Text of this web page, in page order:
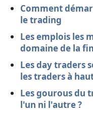
Comment
le trading
Les emplois les
domaine de la
Les day traders
les traders à
Les gourous du
l'un ni l'autre ?